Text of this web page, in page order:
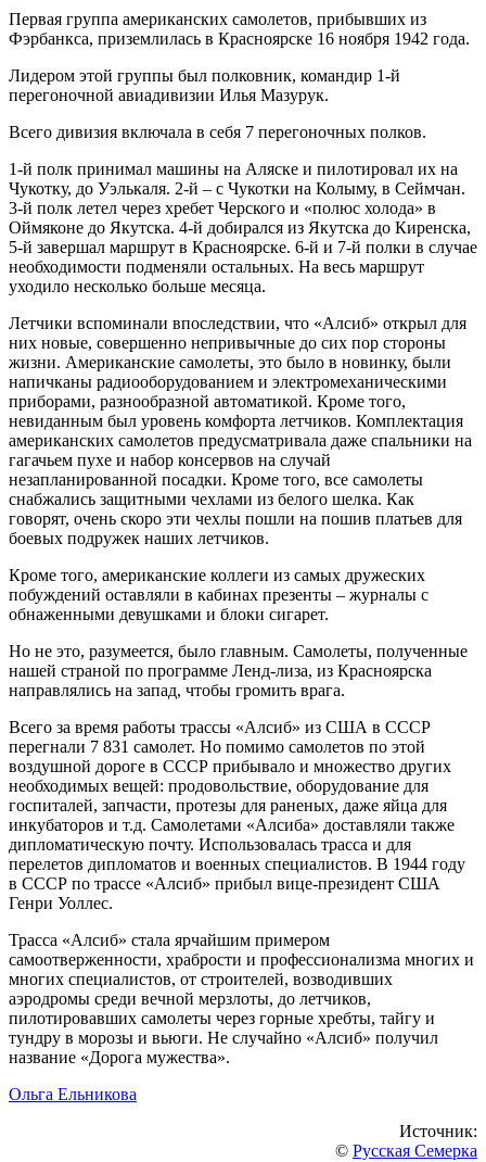
Первая группа американских самолетов, прибывших из
Фэрбанкса, приземлилась в Красноярске 16 ноября 1942 года.
Лидером этой группы был полковник, командир 1-й
перегоночной авиадивизии Илья Мазурук.
Всего дивизия включала в себя 7 перегоночных полков.
1-й полк принимал машины на Аляске и пилотировал их на
Чукотку, до Уэлькаля. 2-й – с Чукотки на Колыму, в Сеймчан.
3-й полк летел через хребет Черского и «полюс холода» в
Оймяконе до Якутска. 4-й добирался из Якутска до Киренска,
5-й завершал маршрут в Красноярске. 6-й и 7-й полки в случае
необходимости подменяли остальных. На весь маршрут
уходило несколько больше месяца.
Летчики вспоминали впоследствии, что «Алсиб» открыл для
них новые, совершенно непривычные до сих пор стороны
жизни. Американские самолеты, это было в новинку, были
напичканы радиооборудованием и электромеханическими
приборами, разнообразной автоматикой. Кроме того,
невиданным был уровень комфорта летчиков. Комплектация
американских самолетов предусматривала даже спальники на
гагачьем пухе и набор консервов на случай
незапланированной посадки. Кроме того, все самолеты
снабжались защитными чехлами из белого шелка. Как
говорят, очень скоро эти чехлы пошли на пошив платьев для
боевых подружек наших летчиков.
Кроме того, американские коллеги из самых дружеских
побуждений оставляли в кабинах презенты – журналы с
обнаженными девушками и блоки сигарет.
Но не это, разумеется, было главным. Самолеты, полученные
нашей страной по программе Ленд-лиза, из Красноярска
направлялись на запад, чтобы громить врага.
Всего за время работы трассы «Алсиб» из США в СССР
перегнали 7 831 самолет. Но помимо самолетов по этой
воздушной дороге в СССР прибывало и множество других
необходимых вещей: продовольствие, оборудование для
госпиталей, запчасти, протезы для раненых, даже яйца для
инкубаторов и т.д. Самолетами «Алсиба» доставляли также
дипломатическую почту. Использовалась трасса и для
перелетов дипломатов и военных специалистов. В 1944 году
в СССР по трассе «Алсиб» прибыл вице-президент США
Генри Уоллес.
Трасса «Алсиб» стала ярчайшим примером
самоотверженности, храбрости и профессионализма многих и
многих специалистов, от строителей, возводивших
аэродромы среди вечной мерзлоты, до летчиков,
пилотировавших самолеты через горные хребты, тайгу и
тундру в морозы и вьюги. Не случайно «Алсиб» получил
название «Дорога мужества».
Ольга Ельникова
Источник:
© Русская Семерка